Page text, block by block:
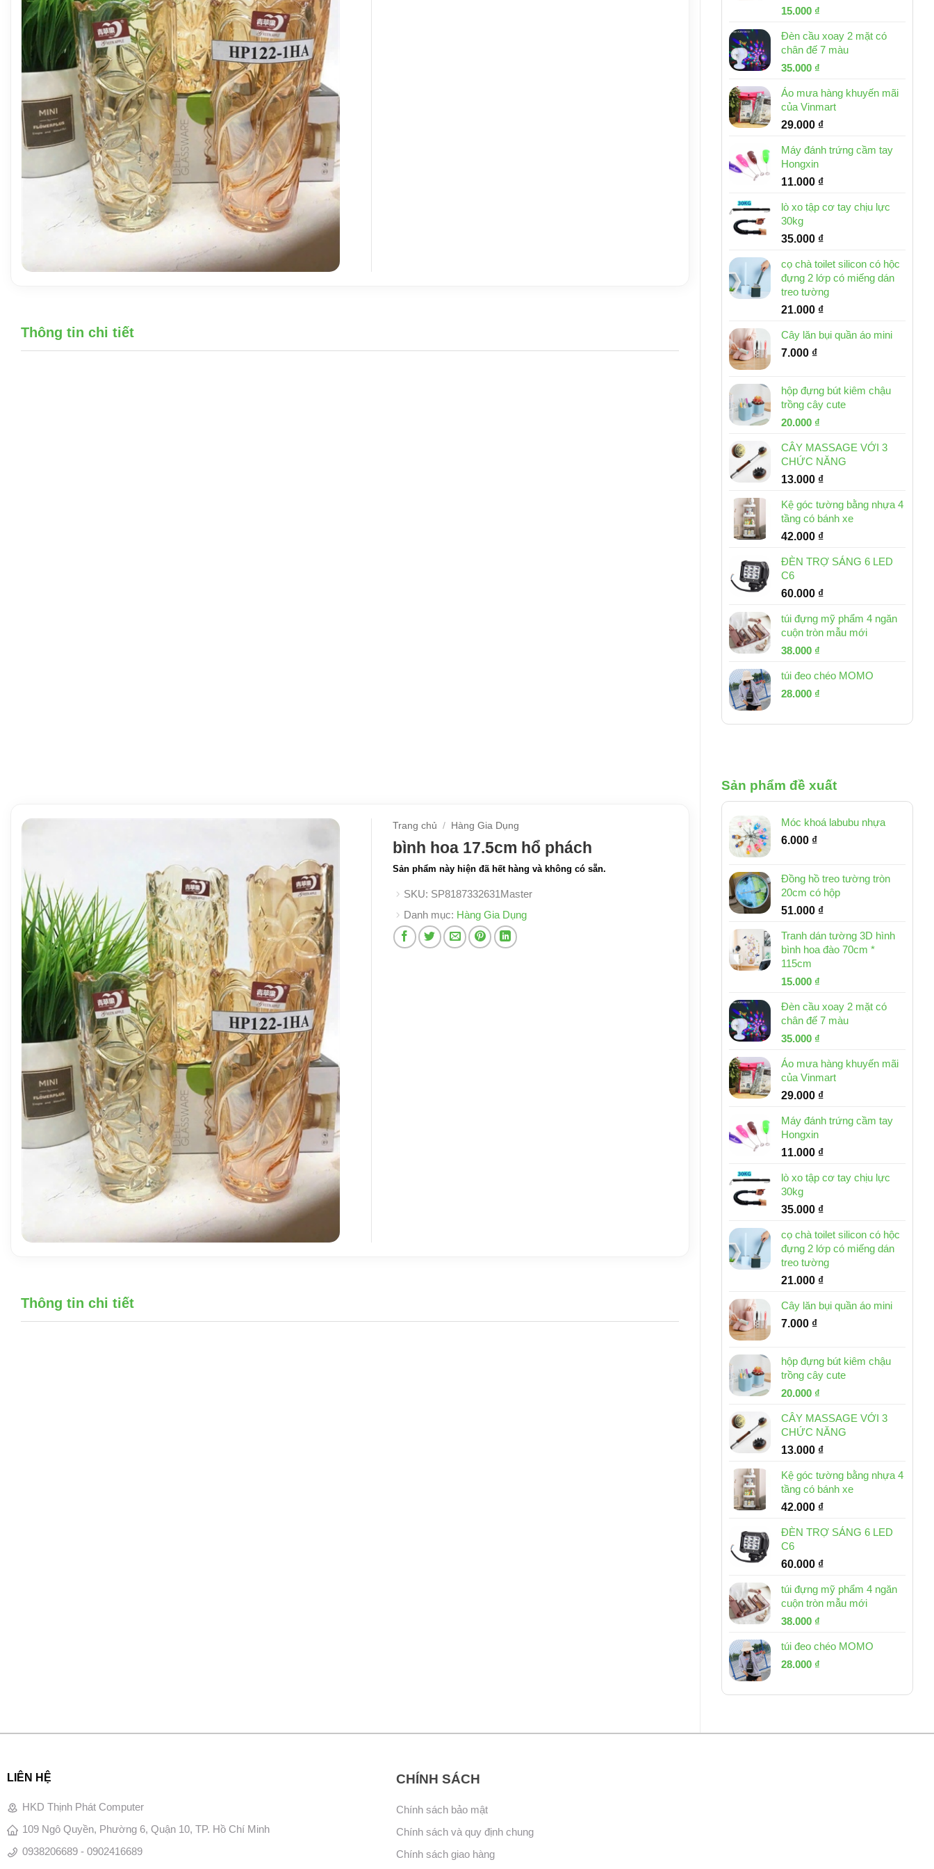
Giá
là:
32.000 ₫.
15.000 ₫
tại
là:
Đèn cầu xoay 2 mặt có
chân đế 7 màu
Giá
là:
46.000 ₫.
35.000 ₫
tại
là:
35.000 ₫.
Áo mưa hàng khuyến mãi
của Vinmart
29.000 ₫
Máy đánh trứng cầm tay
Hongxin
11.000 ₫
lò xo tập cơ tay chịu lực
30kg
35.000 ₫
cọ chà toilet silicon có hộc
đựng 2 lớp có miếng dán
treo tường
21.000 ₫
Cây lăn bụi quần áo mini
7.000 ₫
hộp đựng bút kiêm chậu
trồng cây cute
Giá
là:
30.000 ₫.
20.000 ₫
tại
là:
20.000 ₫.
CÂY MASSAGE VỚI 3
CHỨC NĂNG
13.000 ₫
Kệ góc tường bằng nhựa 4
tầng có bánh xe
42.000 ₫
ĐÈN TRỢ SÁNG 6 LED
C6
60.000 ₫
túi đựng mỹ phẩm 4 ngăn
cuộn tròn mẫu mới
Giá
là:
53.000 ₫.
38.000 ₫
tại
túi đeo chéo MOMO
Giá
là:
28.000 ₫
tại
Thông tin chi tiết
Sản phẩm đề xuất
Móc khoá labubu nhựa
6.000 ₫
Đồng hồ treo tường tròn
20cm có hộp
51.000 ₫
Tranh dán tường 3D hình
bình hoa đào 70cm *
115cm
Giá
là:
32.000 ₫.
15.000 ₫
tại
là:
Đèn cầu xoay 2 mặt có
chân đế 7 màu
Giá
là:
46.000 ₫.
35.000 ₫
tại
là:
35.000 ₫.
Áo mưa hàng khuyến mãi
của Vinmart
29.000 ₫
Máy đánh trứng cầm tay
Hongxin
11.000 ₫
lò xo tập cơ tay chịu lực
30kg
35.000 ₫
cọ chà toilet silicon có hộc
đựng 2 lớp có miếng dán
treo tường
21.000 ₫
Cây lăn bụi quần áo mini
7.000 ₫
hộp đựng bút kiêm chậu
trồng cây cute
Giá
là:
30.000 ₫.
20.000 ₫
tại
là:
20.000 ₫.
CÂY MASSAGE VỚI 3
CHỨC NĂNG
13.000 ₫
Kệ góc tường bằng nhựa 4
tầng có bánh xe
42.000 ₫
ĐÈN TRỢ SÁNG 6 LED
C6
60.000 ₫
túi đựng mỹ phẩm 4 ngăn
cuộn tròn mẫu mới
Giá
là:
53.000 ₫.
38.000 ₫
tại
túi đeo chéo MOMO
Giá
là:
28.000 ₫
tại
Trang chủ / Hàng Gia Dụng
bình hoa 17.5cm hổ phách
Sản phẩm này hiện đã hết hàng và không có sẵn.
SKU: SP8187332631Master
Danh mục: Hàng Gia Dụng
Thông tin chi tiết
LIÊN HỆ
HKD Thịnh Phát Computer
109 Ngô Quyền, Phường 6, Quận 10, TP. Hồ Chí Minh
0938206689 - 0902416689
CHÍNH SÁCH
Chính sách bảo mật
Chính sách và quy định chung
Chính sách giao hàng